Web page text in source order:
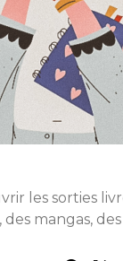
les sorties
mangas,